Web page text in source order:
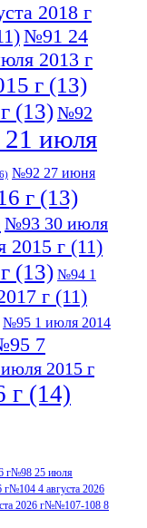
2018 г
№91 24
2013 г
г (13)
(13)№92
июля
№92 27 июня
г (13)
№93 30 июля
2015 г (11)
(13) №94 1
г (11)
№95 1 июля 2014
7
2015 г
г (14)
2012
№96+97 3
июля
г№98 25 июля
г№104 4 августа 2026
2026 г№№107-108 8